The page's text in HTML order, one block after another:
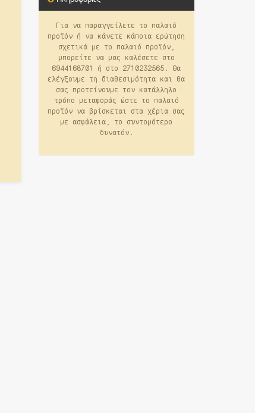
Για να παραγγείλετε το παλαιό
προϊόν ή να κάνετε κάποια ερώτηση
σχετικά με το παλαιό προϊόν,
μπορείτε να μας καλέσετε στο
6944168701 ή στο 2710232565. Θα
ελέγξουμε τη διαθεσιμότητα και θα
σας προτείνουμε τον κατάλληλο
τρόπο μεταφοράς ώστε το παλαιό
προϊόν να βρίσκεται στα χέρια σας
με ασφάλεια, το συντομότερο
δυνατόν.